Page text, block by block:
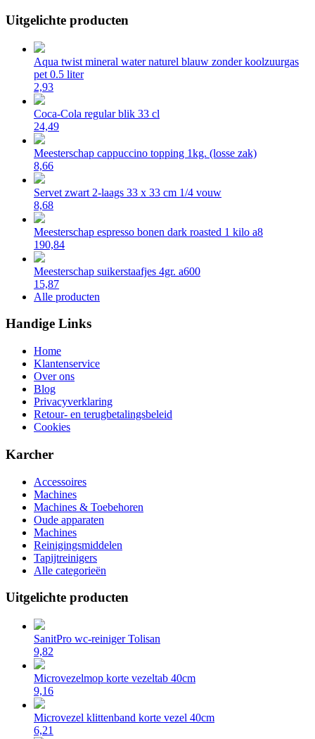
Uitgelichte producten
Aqua twist mineral water naturel blauw zonder koolzuurgas
pet 0.5 liter
2,93
Coca-Cola regular blik 33 cl
24,49
Meesterschap cappuccino topping 1kg. (losse zak)
8,66
Servet zwart 2-laags 33 x 33 cm 1/4 vouw
8,68
Meesterschap espresso bonen dark roasted 1 kilo a8
190,84
Meesterschap suikerstaafjes 4gr. a600
15,87
Alle producten
Handige Links
Home
Klantenservice
Over ons
Blog
Privacyverklaring
Retour- en terugbetalingsbeleid
Cookies
Karcher
Accessoires
Machines
Machines & Toebehoren
Oude apparaten
Machines
Reinigingsmiddelen
Tapijtreinigers
Alle categorieën
Uitgelichte producten
SanitPro wc-reiniger Tolisan
9,82
Microvezelmop korte vezeltab 40cm
9,16
Microvezel klittenband korte vezel 40cm
6,21